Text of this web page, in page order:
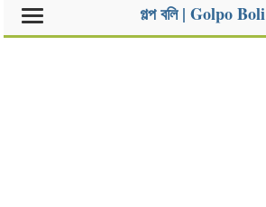
গল্প বলি | Golpo Boli